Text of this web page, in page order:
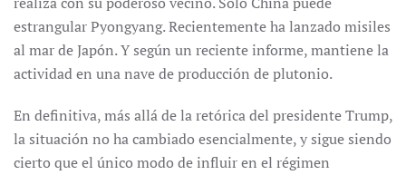
estrangular Pyongyang. Recientemente ha lanzado misiles
al mar de Japón. Y según un reciente informe, mantiene la
actividad en una nave de producción de plutonio.
En definitiva, más allá de la retórica del presidente Trump,
la situación no ha cambiado esencialmente, y sigue siendo
cierto que el único modo de influir en el régimen